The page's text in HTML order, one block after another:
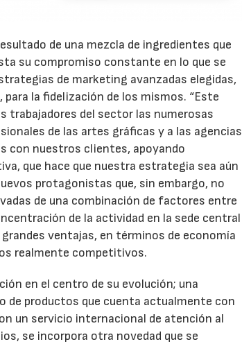
de una mezcla de ingredientes que
su compromiso constante en lo que se
de marketing avanzadas elegidas,
la fidelización de los mismos. “Este
trabajadores del sector las numerosas
de las artes gráficas y a las agencias
con nuestros clientes, apoyando
que hace que nuestra estrategia sea aún
protagonistas que, sin embargo, no
de una combinación de factores entre
de la actividad en la sede central
ventajas, en términos de economía
realmente competitivos.
en el centro de su evolución; una
de productos que cuenta actualmente con
un servicio internacional de atención al
se incorpora otra novedad que se